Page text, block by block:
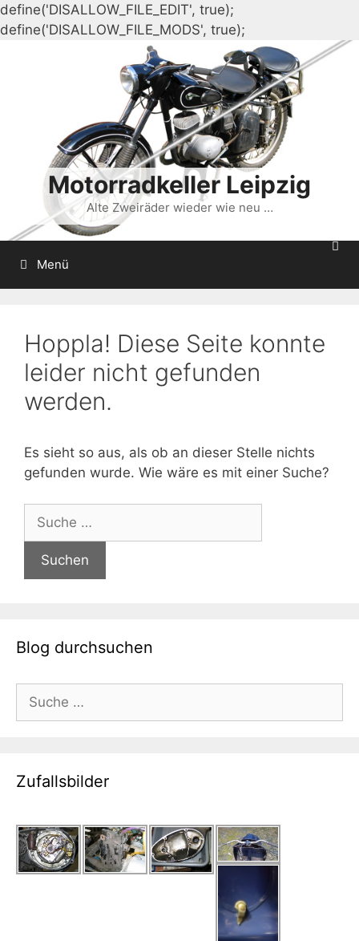
define('DISALLOW_FILE_EDIT', true);
define('DISALLOW_FILE_MODS', true);
Inhalt
springen
Motorradkeller Leipzig
Alte Zweiräder wieder wie neu …
Menü
Hoppla! Diese Seite konnte
leider nicht gefunden
werden.
Es sieht so aus, als ob an dieser Stelle nichts
gefunden wurde. Wie wäre es mit einer Suche?
nach:
Blog durchsuchen
nach:
Zufallsbilder